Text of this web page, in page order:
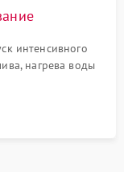
интенсивного
нагрева воды
шумов,
в поддоне.